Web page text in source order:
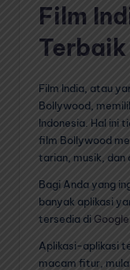
Film
Terbaik
Film India, atau
Bollywood,
Indonesia. Hal ini
film Bollywood
tarian, musik, dan
Bagi Anda yang
banyak aplikasi
tersedia di
Aplikasi-aplikasi
macam fitur,